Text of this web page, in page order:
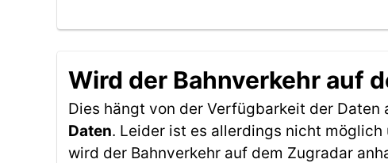
Wird der Bahnverkehr auf
Dies hängt von der Verfügbarkeit der
Daten. Leider ist es allerdings nicht möglich
wird der Bahnverkehr auf dem Zugradar